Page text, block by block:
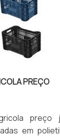
em
ADICIONAIS
PREÇO
preço
em